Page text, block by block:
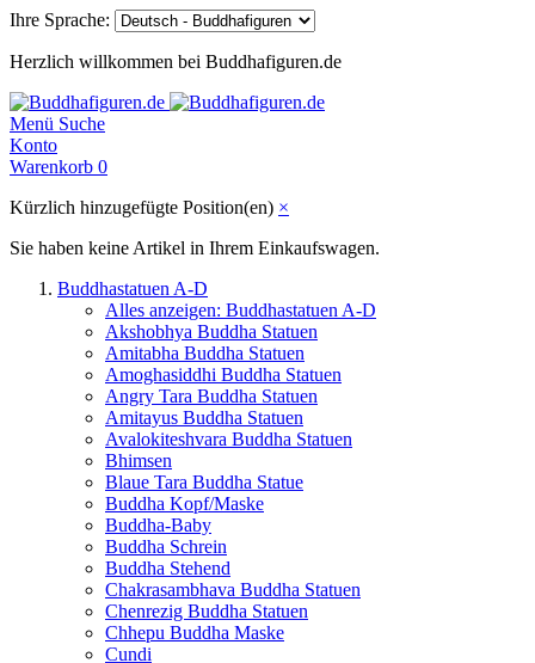
Ihre Sprache:
Herzlich willkommen bei Buddhafiguren.de
Menü Suche
Konto
Warenkorb 0
Kürzlich hinzugefügte Position(en) ×
Sie haben keine Artikel in Ihrem Einkaufswagen.
Buddhastatuen A-D
Alles anzeigen: Buddhastatuen A-D
Akshobhya Buddha Statuen
Amitabha Buddha Statuen
Amoghasiddhi Buddha Statuen
Angry Tara Buddha Statuen
Amitayus Buddha Statuen
Avalokiteshvara Buddha Statuen
Bhimsen
Blaue Tara Buddha Statue
Buddha Kopf/Maske
Buddha-Baby
Buddha Schrein
Buddha Stehend
Chakrasambhava Buddha Statuen
Chenrezig Buddha Statuen
Chhepu Buddha Maske
Cundi